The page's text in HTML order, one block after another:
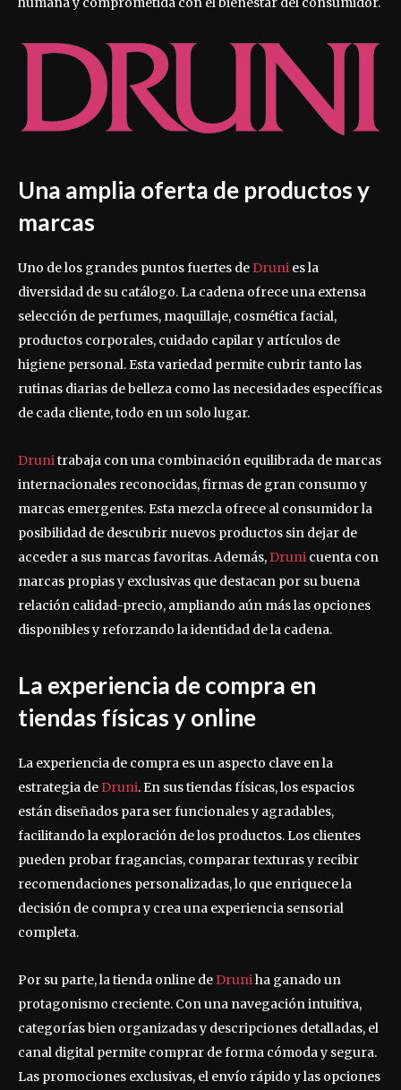
Una amplia oferta de productos y
marcas
Uno de los grandes puntos fuertes deDruni es la
diversidad de su catálogo. La cadena ofrece una extensa
selección de perfumes, maquillaje, cosmética facial,
productos corporales, cuidado capilar y artículos de
higiene personal. Esta variedad permite cubrir tanto las
rutinas diarias de belleza como las necesidades específicas
de cada cliente, todo en un solo lugar.
Drunitrabaja con una combinación equilibrada de marcas
internacionales reconocidas, firmas de gran consumo y
marcas emergentes. Esta mezcla ofrece al consumidor la
posibilidad de descubrir nuevos productos sin dejar de
acceder a sus marcas favoritas. Además,Druni cuenta con
marcas propias y exclusivas que destacan por su buena
relación calidad-precio, ampliando aún más las opciones
disponibles y reforzando la identidad de la cadena.
La experiencia de compra en
tiendas físicas y online
La experiencia de compra es un aspecto clave en la
estrategia deDruni. En sus tiendas físicas, los espacios
están diseñados para ser funcionales y agradables,
facilitando la exploración de los productos. Los clientes
pueden probar fragancias, comparar texturas y recibir
recomendaciones personalizadas, lo que enriquece la
decisión de compra y crea una experiencia sensorial
completa.
Por su parte, la tienda online deDruniha ganado un
protagonismo creciente. Con una navegación intuitiva,
categorías bien organizadas y descripciones detalladas, el
canal digital permite comprar de forma cómoda y segura.
Las promociones exclusivas, el envío rápido y las opciones